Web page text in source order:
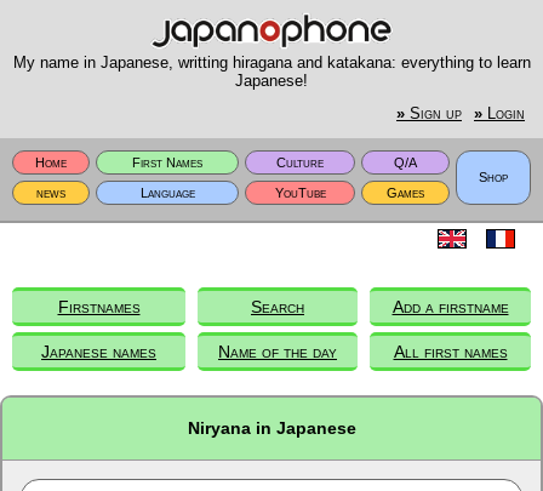
My name in Japanese, writting hiragana and katakana: everything to learn
Japanese!
» Sign up » Login
Home First Names Culture
Q/A
Shop
news
Language YouTube Games
Firstnames Search Add a firstname
Japanese names Name of the day All first names
Niryana in Japanese